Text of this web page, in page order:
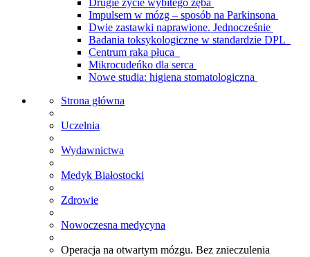
Drugie życie wybitego zęba
Impulsem w mózg – sposób na Parkinsona
Dwie zastawki naprawione. Jednocześnie
Badania toksykologiczne w standardzie DPL
Centrum raka płuca
Mikrocudeńko dla serca
Nowe studia: higiena stomatologiczna
Strona główna
Uczelnia
Wydawnictwa
Medyk Białostocki
Zdrowie
Nowoczesna medycyna
Operacja na otwartym mózgu. Bez znieczulenia